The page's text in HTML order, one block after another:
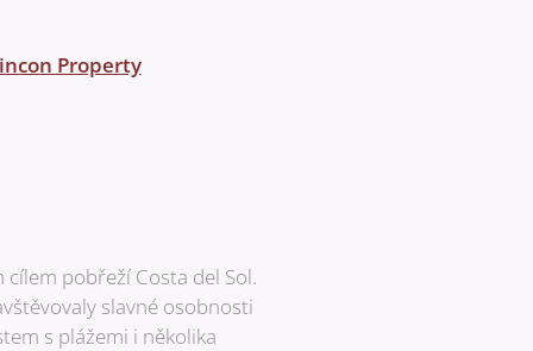
Property
pobřeží Costa del Sol.
slavné osobnosti
s plážemi i několika